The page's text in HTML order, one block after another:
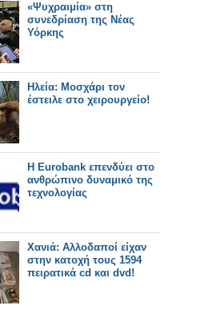
«Ψυχραιμία» στη
συνεδρίαση της Νέας
Υόρκης
Ηλεία: Μοσχάρι τον
έστειλε στο χειρουργείο!
Η Eurobank επενδύει στο
ανθρώπινο δυναμικό της
τεχνολογίας
Χανιά: Αλλοδαποί είχαν
στην κατοχή τους 1594
πειρατικά cd και dvd!